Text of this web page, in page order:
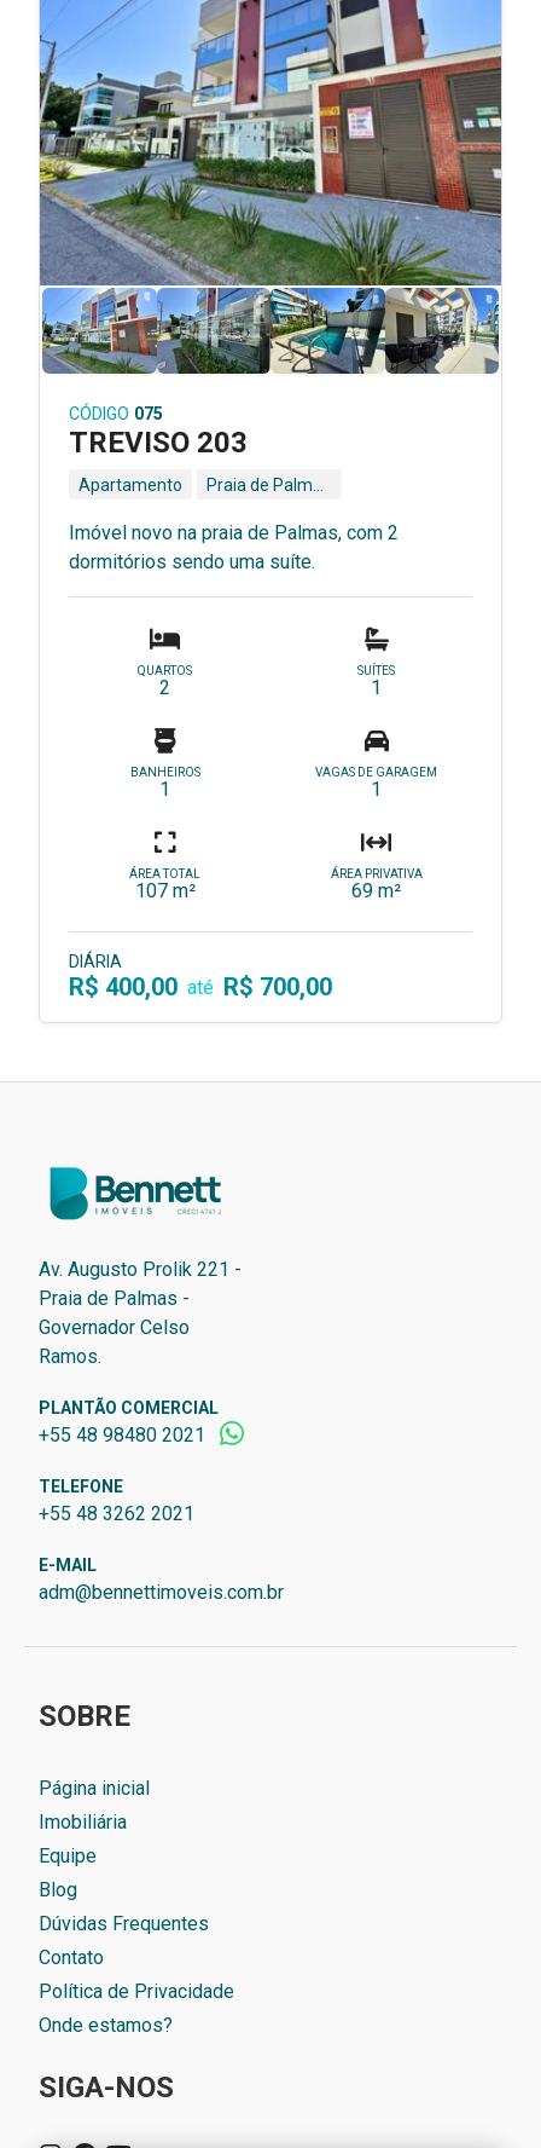
CÓDIGO 075
TREVISO 203
Apartamento
Imóvel novo na praia de Palmas, com 2
dormitórios sendo uma suíte.
QUARTOS
2
SUÍTES
1
BANHEIROS
1
VAGAS DE GARAGEM
1
ÁREA TOTAL
107 m²
ÁREA PRIVATIVA
69 m²
DIÁRIA
R$ 400,00 até R$ 700,00
Av. Augusto Prolik 221 -
Praia de Palmas -
Governador Celso
Ramos.
PLANTÃO COMERCIAL
+55 48 98480 2021
TELEFONE
+55 48 3262 2021
E-MAIL
adm@bennettimoveis.com.br
SOBRE
Página inicial
Imobiliária
Equipe
Blog
Dúvidas Frequentes
Contato
Política de Privacidade
Onde estamos?
SIGA-NOS